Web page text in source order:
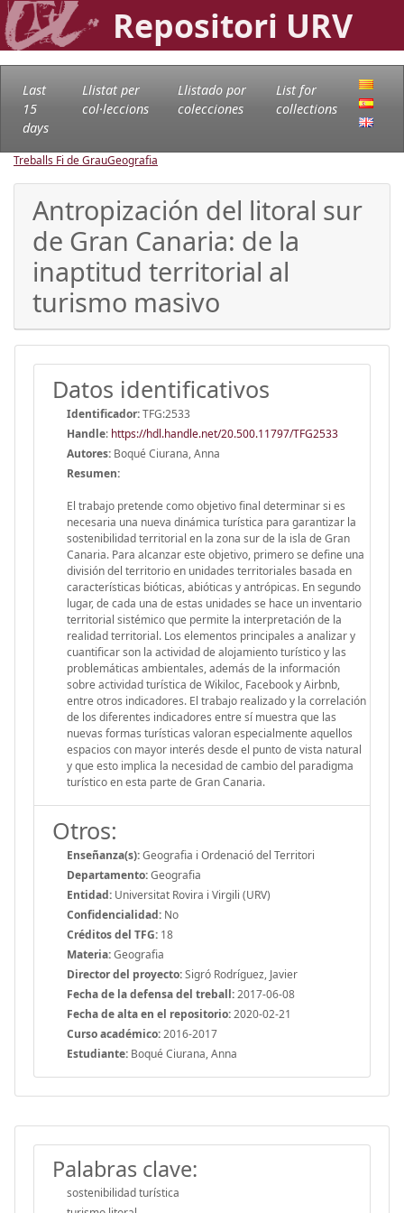
Repositori URV
Last
15
days
Llistat per
col·leccions
Llistado por
colecciones
List for
collections
Treballs Fi de GrauGeografia
Antropización del litoral sur
de Gran Canaria: de la
inaptitud territorial al
turismo masivo
Datos identificativos
Identificador:TFG:2533
Handle: https://hdl.handle.net/20.500.11797/TFG2533
Autores: Boqué Ciurana, Anna
Resumen:
El trabajo pretende como objetivo final determinar si es
necesaria una nueva dinámica turística para garantizar la
sostenibilidad territorial en la zona sur de la isla de Gran
Canaria. Para alcanzar este objetivo, primero se define una
división del territorio en unidades territoriales basada en
características bióticas, abióticas y antrópicas. En segundo
lugar, de cada una de estas unidades se hace un inventario
territorial sistémico que permite la interpretación de la
realidad territorial. Los elementos principales a analizar y
cuantificar son la actividad de alojamiento turístico y las
problemáticas ambientales, además de la información
sobre actividad turística de Wikiloc, Facebook y Airbnb,
entre otros indicadores. El trabajo realizado y la correlación
de los diferentes indicadores entre sí muestra que las
nuevas formas turísticas valoran especialmente aquellos
espacios con mayor interés desde el punto de vista natural
y que esto implica la necesidad de cambio del paradigma
turístico en esta parte de Gran Canaria.
Otros:
Enseñanza(s):Geografia i Ordenació del Territori
Departamento:Geografia
Entidad: Universitat Rovira i Virgili (URV)
Confidencialidad: No
Créditos del TFG: 18
Materia:Geografia
Director del proyecto:Sigró Rodríguez, Javier
Fecha de la defensa del treball:2017-06-08
Fecha de alta en el repositorio:2020-02-21
Curso académico:2016-2017
Estudiante: Boqué Ciurana, Anna
Palabras clave:
sostenibilidad turística